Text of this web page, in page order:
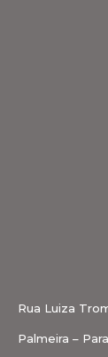
Rua Luiza
Palmeira –